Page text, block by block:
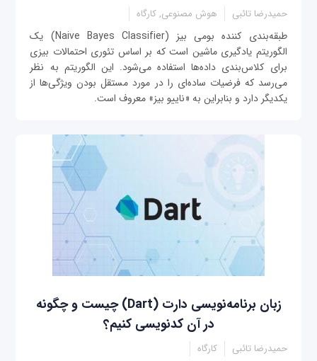
حمیدرضا تائبی هوش مصنوعی, کارگاه
طبقه‌بندی کننده بومی بیز (Naive Bayes Classifier) یک
الگوریتم یادگیری ماشین است که بر اساس تئوری احتمالات بیزی
برای کلاس‌بندی داده‌ها استفاده می‌شود. این الگوریتم به نظر
می‌رسد که فرضیات ساده‌ای را در مورد مستقل بودن ویژگی‌ها از
یکدیگر دارد و بنابراین به «ناییو بیز» معروف است.
زبان برنامه‌نویسی دارت ‌(Dart) چیست و چگونه
در آن کدنویسی کنیم؟
حمیدرضا تائبی کارگاه